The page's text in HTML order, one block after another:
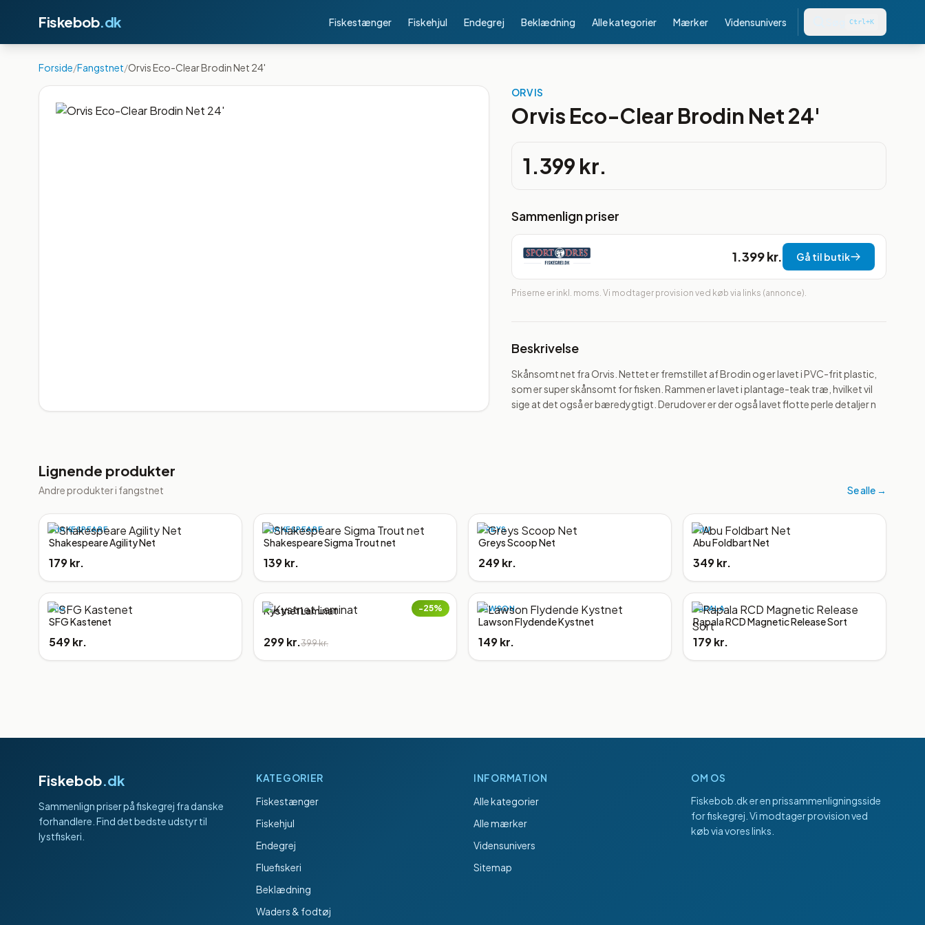
Fiskebob.dk Fiskestænger Fiskehjul Endegrej Beklædning Alle kategorier Mærker Vidensunivers Ctrl+K
Forside/Fangstnet/Orvis Eco-Clear Brodin Net 24'
ORVIS
Orvis Eco-Clear Brodin Net 24'
1.399 kr.
Sammenlign priser
1.399 kr. Gå til butik
Priserne er inkl. moms. Vi modtager provision ved køb via links (annonce).
Beskrivelse
Skånsomt net fra Orvis. Nettet er fremstillet af Brodin og er lavet i PVC-frit plastic,
som er super skånsomt for fisken. Rammen er lavet i plantage-teak træ, hvilket vil
sige at det også er bæredygtigt. Derudover er der også lavet flotte perle detaljer n
Lignende produkter
Andre produkter i fangstnet Se alle →
SHAKESPEARE
Shakespeare Agility Net
179 kr.
SHAKESPEARE
Shakespeare Sigma Trout net
139 kr.
GREYS
Greys Scoop Net
249 kr.
ABU
Abu Foldbart Net
349 kr.
SFG
SFG Kastenet
549 kr.
−25%
Kystnet Laminat
299 kr.399 kr.
LAWSON
Lawson Flydende Kystnet
149 kr.
RAPALA
Rapala RCD Magnetic Release Sort
179 kr.
Fiskebob.dk
Sammenlign priser på fiskegrej fra danske
forhandlere. Find det bedste udstyr til
lystfiskeri.
KATEGORIER
Fiskestænger
Fiskehjul
Endegrej
Fluefiskeri
Beklædning
Waders & fodtøj
INFORMATION
Alle kategorier
Alle mærker
Vidensunivers
Sitemap
OM OS
Fiskebob.dker en prissammenligningsside
for fiskegrej. Vi modtager provision ved
køb via vores links.